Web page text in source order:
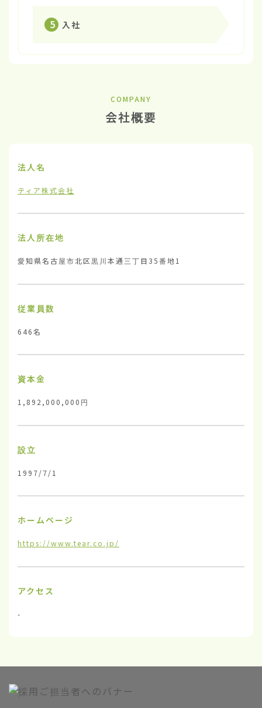
5 入社
COMPANY
会社概要
法人名
ティア株式会社
法人所在地
愛知県名古屋市北区黒川本通三丁目35番地1
従業員数
646名
資本金
1,892,000,000円
設立
1997/7/1
ホームページ
https://www.tear.co.jp/
アクセス
-